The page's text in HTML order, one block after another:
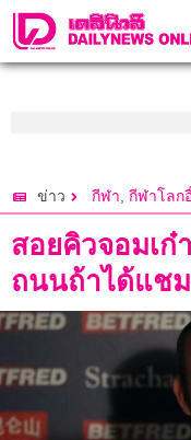
ข่าว กีฬา, กีฬาโลก
สอยคิวจอมเก๋
ถนนถ้าได้แช